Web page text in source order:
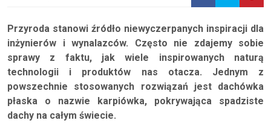
Przyroda stanowi źródło niewyczerpanych inspiracji dla
inżynierów i wynalazców. Często nie zdajemy sobie
sprawy z faktu, jak wiele inspirowanych naturą
technologii i produktów nas otacza. Jednym z
powszechnie stosowanych rozwiązań jest dachówka
płaska o nazwie karpiówka, pokrywająca spadziste
dachy na całym świecie.